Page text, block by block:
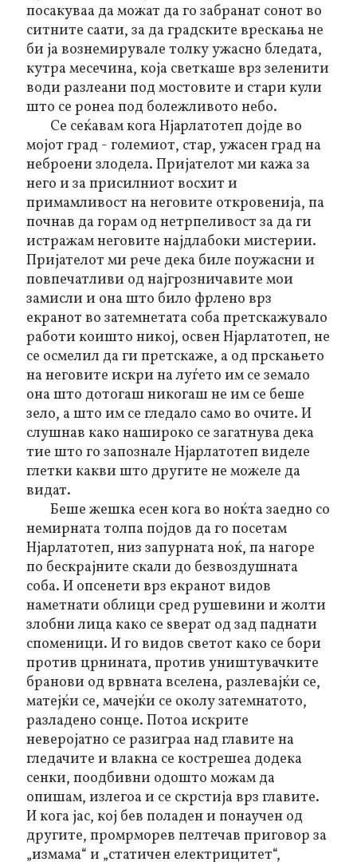
посакуваа да можат да го забранат сонот во
ситните саати, за да градските врескања не
би ја вознемирувале толку ужасно бледата,
кутра месечина, која светкаше врз зеленити
води разлеани под мостовите и стари кули
што се ронеа под болежливото небо.
Се сеќавам кога Нјарлатотеп дојде во
мојот град - големиот, стар, ужасен град на
неброени злодела. Пријателот ми кажа за
него и за присилниот восхит и
примамливост на неговите откровенија, па
почнав да горам од нетрпеливост за да ги
истражам неговите најдлабоки мистерии.
Пријателот ми рече дека биле поужасни и
повпечатливи од најгрозничавите мои
замисли и она што било фрлено врз
екранот во затемнетата соба претскажувало
работи коишто никој, освен Нјарлатотеп, не
се осмелил да ги претскаже, а од прскањето
на неговите искри на луѓето им се земало
она што дотогаш никогаш не им се беше
зело, а што им се гледало само во очите. И
слушнав како нашироко се загатнува дека
тие што го запознале Нјарлатотеп виделе
глетки какви што другите не можеле да
видат.
Беше жешка есен кога во ноќта заедно со
немирната толпа појдов да го посетам
Нјарлатотеп, низ запурната ноќ, па нагоре
по бескрајните скали до безвоздушната
соба. И опсенети врз екранот видов
наметнати облици сред рушевини и жолти
злобни лица како се ѕверат од зад паднати
споменици. И го видов светот како се бори
против црнината, против уништувачките
бранови од врвната вселена, разлевајќи се,
матејќи се, мачејќи се околу затемнатото,
разладено сонце. Потоа искрите
неверојатно се разиграа над главите на
гледачите и влакна се кострешеа додека
сенки, поодбивни одошто можам да
опишам, излегоа и се скрстија врз главите.
И кога јас, кој бев поладен и понаучен од
другите, промрморев пелтечав приговор за
„измама“ и „статичен електрицитет“,